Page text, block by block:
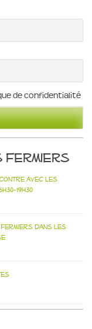
de confidentialité
Fermiers
avec les
19h30
fermiers dans les